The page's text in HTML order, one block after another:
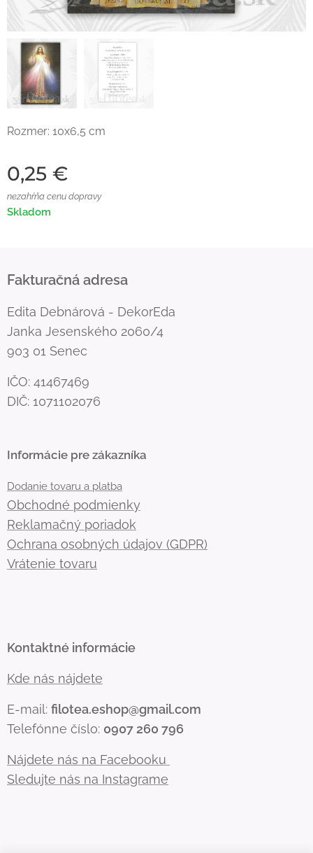
Rozmer: 10x6,5 cm
0,25 €
nezahŕňa cenu dopravy
Skladom
Fakturačná adresa
Edita Debnárová - DekorEda
Janka Jesenského 2060/4
903 01 Senec
IČO: 41467469
DIČ: 1071102076
Informácie pre zákazníka
Dodanie tovaru a platba
Obchodné podmienky
Reklamačný poriadok
Ochrana osobných údajov (GDPR)
Vrátenie tovaru
Kontaktné informácie
Kde nás nájdete
E-mail: filotea.eshop@gmail.com
Telefónne číslo: 0907 260 796
Nájdete nás na Facebooku
Sledujte nás na Instagrame